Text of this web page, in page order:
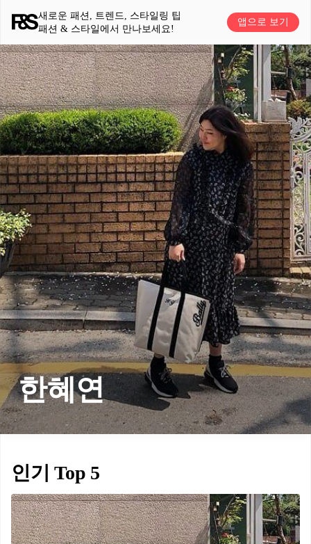
새로운 패션, 트렌드, 스타일링 팁
패션 & 스타일에서 만나보세요!
앱으로 보기
한혜연
인기 Top 5